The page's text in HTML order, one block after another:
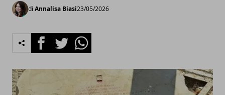
di Annalisa Biasi23/05/2026
FacebookTwitterWhatsapp